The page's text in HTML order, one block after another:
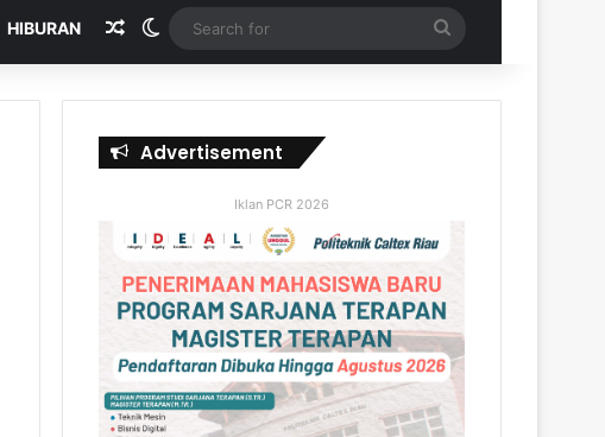
HIBURAN Random Article
Switch skin
for
Advertisement
Iklan PCR 2026